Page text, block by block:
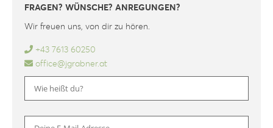
FRAGEN? WÜNSCHE? ANREGUNGEN?
Wir freuen uns, von dir zu hören.
+43 7613 60250
office@jgrabner.at